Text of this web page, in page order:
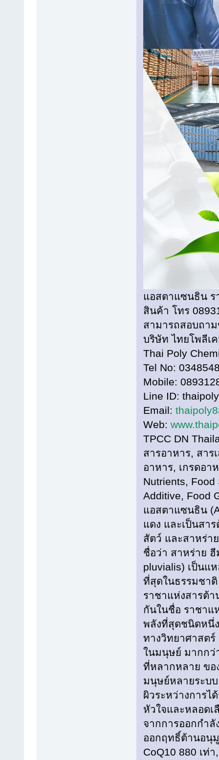
แอสตาแซนธิน
สินค้า โทร
สามารถสอบถา
บริษัท ไทยโพลีเ
Thai Poly
Tel No:
Mobile:
Line ID:
Email:
Web:
TPCC DN
สารอาหาร, สาร
อาหาร, เกรดอา
Nutrients, Food
Additive, Food
แอสตาแซนธิน
แดง และเป็นสา
สัตว์ และสาหร่า
ชื่อว่า สาหร่าย
pluvialis) เป็นแ
ที่สุดในธรรมชา
ราชาแห่งสารต้า
กันในชื่อ ราชาแ
พลังที่สุดชนิดหนึ่
ทางวิทยาศาสต
ในมนุษย์ มากกว่
ที่หลากหลาย ขอ
มนุษย์หลายระบ
ผิวระหว่างการ
หัวใจและหลอด
จากการออกกำ
ออกฤทธิ์ต้านอนุ
CoQ10 880 เท่